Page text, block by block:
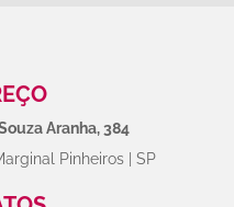
Aranha, 384
Pinheiros | SP